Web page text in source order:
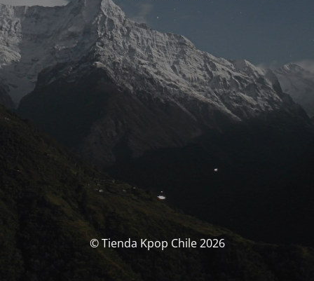
© Tienda Kpop Chile 2026